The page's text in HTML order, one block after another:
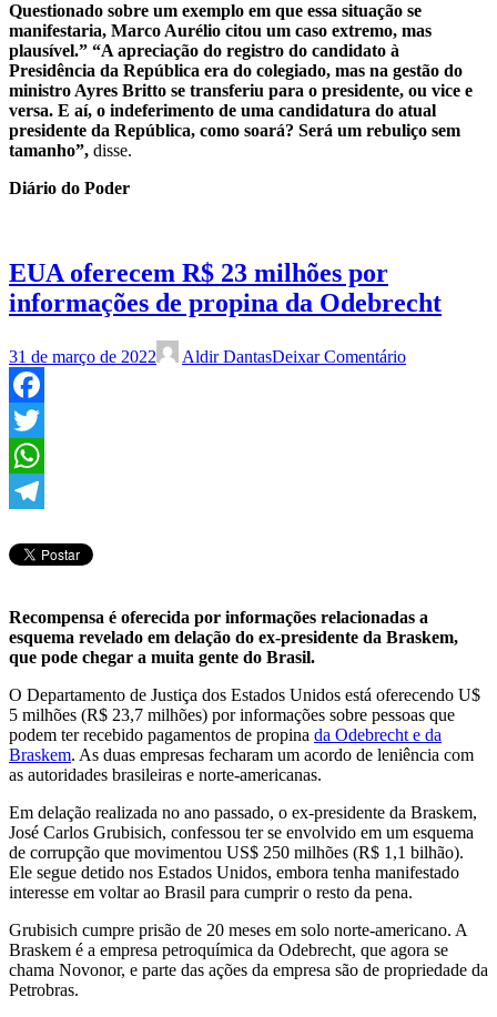
Questionado sobre um exemplo em que essa situação se
manifestaria, Marco Aurélio citou um caso extremo, mas
plausível.” “A apreciação do registro do candidato à
Presidência da República era do colegiado, mas na gestão do
ministro Ayres Britto se transferiu para o presidente, ou vice e
versa. E aí, o indeferimento de uma candidatura do atual
presidente da República, como soará? Será um rebuliço sem
tamanho”, disse.
Diário do Poder
EUA oferecem R$ 23 milhões por
informações de propina da Odebrecht
31 de março de 2022 Aldir DantasDeixar Comentário
Facebook
Twitter
WhatsApp
Recompensa é oferecida por informações relacionadas a
esquema revelado em delação do ex-presidente da Braskem,
que pode chegar a muita gente do Brasil.
O Departamento de Justiça dos Estados Unidos está oferecendo U$
5 milhões (R$ 23,7 milhões) por informações sobre pessoas que
podem ter recebido pagamentos de propina da Odebrecht e da
Braskem. As duas empresas fecharam um acordo de leniência com
as autoridades brasileiras e norte-americanas.
Em delação realizada no ano passado, o ex-presidente da Braskem,
José Carlos Grubisich, confessou ter se envolvido em um esquema
de corrupção que movimentou US$ 250 milhões (R$ 1,1 bilhão).
Ele segue detido nos Estados Unidos, embora tenha manifestado
interesse em voltar ao Brasil para cumprir o resto da pena.
Grubisich cumpre prisão de 20 meses em solo norte-americano. A
Braskem é a empresa petroquímica da Odebrecht, que agora se
chama Novonor, e parte das ações da empresa são de propriedade da
Petrobras.